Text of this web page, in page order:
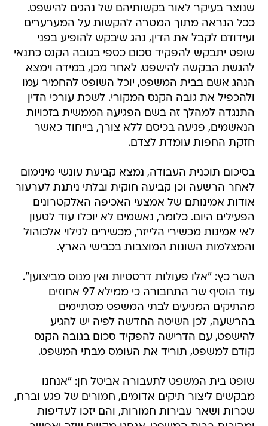
שנוצר בעיקר לאור בקשותיהם של נהגים להישפט.
ככל הנראה מתוך המטרה להקשות על המערערים
ועידודם לקבל את הדין, נהג שיבקש להופיע בפני
שופט יתבקש להפקיד סכום כספי בגובה הקנס כתנאי
להגשת הבקשה להישפט. לאחר מכן, במידה וימצא
הנהג אשם בבית המשפט, יוכל השופט להחמיר עמו
ולהכפיל את גובה הקנס המקורי. לשכת עורכי הדין
התנגדה למהלך זה בשם הפגיעה הממשית בזכויות
הנאשמים, פגיעה בכיסם ללא צורך, בייחוד כאשר
חזקת החפות עומדת לצדם.
בסיכום תוכנית העבודה, נמצא קביעת עונשי מינימום
לאחר הרשעה וכן קביעה חוקית ובלתי ניתנת לערעור
אודות אמינותם של אמצעי האכיפה האלקטרונים
הפעילים היום. כלומר, נאשמים לא יוכלו עוד לטעון
לאי אמינות מכשירי הלייזר, מכשירים לגילוי אלכוהול
והמצלמות השונות המוצבות בכבישי הארץ.
השר כץ: "אלו פעולות דרסטיות ואין מנוס מביצוען".
עוד הוסיף שר התחבורה כי ממילא 97 אחוזים
מהתיקים המגיעים לבתי המשפט מסתיימים
בהרשעה, לכן השיטה החדשה לפיה יש להגיע
להישפט, עם הדרישה להפקיד סכום בגובה הקנס
קודם למשפט, תוריד את העומס מבתי המשפט.
שופט בית המשפט לתעבורה אביטל חן: "אנחנו
מבקשים ליצור תיקים אדומים, חמורים של פגע וברח,
שכרות ושאר עבירות חמורות, והם יזכו לעדיפות